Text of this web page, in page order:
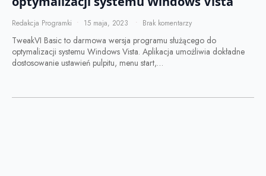
Redakcja Programki 15 maja, 2023 Brak komentarzy
TweakVI Basic to darmowa wersja programu służącego do
optymalizacji systemu Windows Vista. Aplikacja umożliwia dokładne
dostosowanie ustawień pulpitu, menu start,…